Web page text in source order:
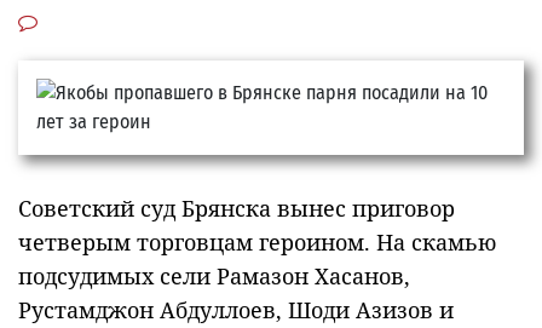
Советский суд Брянска вынес приговор
четверым торговцам героином. На скамью
подсудимых сели Рамазон Хасанов,
Рустамджон Абдуллоев, Шоди Азизов и